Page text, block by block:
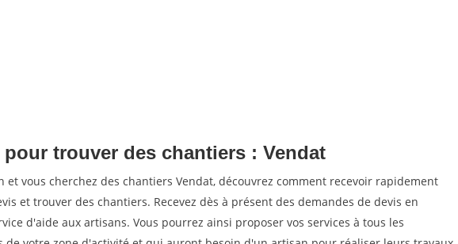
trouver des chantiers : Vendat
et vous cherchez des chantiers Vendat, découvrez comment recevoir rapidement
et trouver des chantiers. Recevez dès à présent des demandes de devis en
d'aide aux artisans. Vous pourrez ainsi proposer vos services à tous les